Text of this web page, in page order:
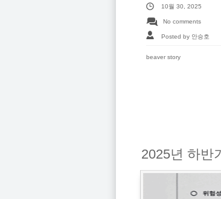
10월 30, 2025
No comments
Posted by 안승호
beaver story
2025년 하반